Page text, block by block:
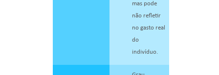
mas pode
não refletir
no gasto real
do
indivíduo.